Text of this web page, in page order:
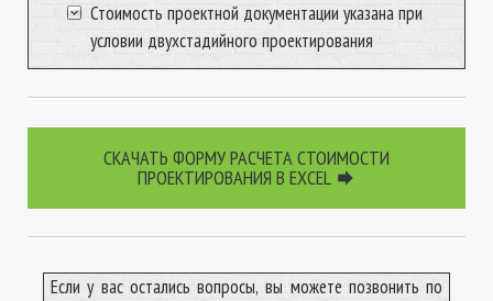
Стоимость проектной документации указана при
условии двухстадийного проектирования
СКАЧАТЬ ФОРМУ РАСЧЕТА СТОИМОСТИ
ПРОЕКТИРОВАНИЯ В EXCEL 
Если у вас остались вопросы, вы можете позвонить по